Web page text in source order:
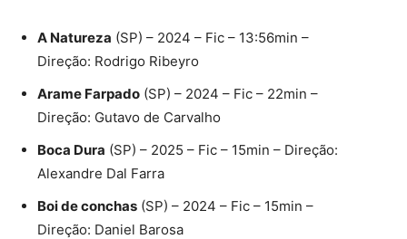
A Natureza (SP) – 2024 – Fic – 13:56min –
Direção: Rodrigo Ribeyro
Arame Farpado (SP) – 2024 – Fic – 22min –
Direção: Gutavo de Carvalho
Boca Dura (SP) – 2025 – Fic – 15min – Direção:
Alexandre Dal Farra
Boi de conchas (SP) – 2024 – Fic – 15min –
Direção: Daniel Barosa